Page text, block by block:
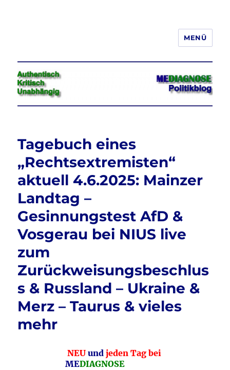
Jeder hat das Recht, seine
Meinung in Wort, Schrift und Bild
frei zu äußern und zu verbreiten
MENÜ
Tagebuch eines
„Rechtsextremisten“
aktuell 4.6.2025: Mainzer
Landtag –
Gesinnungstest AfD &
Vosgerau bei NIUS live
zum
Zurückweisungsbeschlus
s & Russland – Ukraine &
Merz – Taurus & vieles
mehr
NEU undjeden Tag bei
MEDIAGNOSE